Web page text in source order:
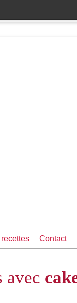
recettes Contact
avec